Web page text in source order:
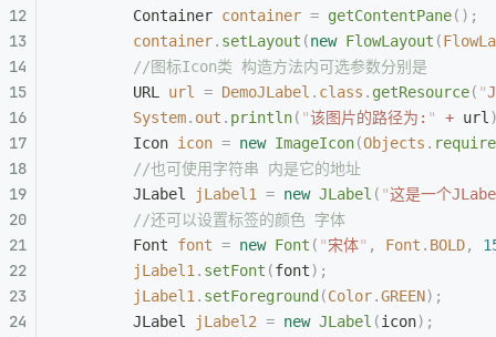
        Container
container = getContentPane();
        container
. setLayout (new FlowLayout (
        //图标Icon类 构造方法内可选参数分别是
        URL
url = DemoJLabel . class . getResource( "
        System
. out . println( "该图片的路径为: " + url
        Icon
icon = new ImageIcon(Objects .
        //也可使用字符串 内是它的地址
        JLabel
jLabel1 = new JLabel ( "这是一个
        //还可以设置标签的颜色 字体
        Font
font = new Font ( "宋体" , Font . BOLD,
        jLabel1
. setFont (font);
        jLabel1
. setForeground (Color.GREEN);
        JLabel
jLabel2 = new JLabel (icon);